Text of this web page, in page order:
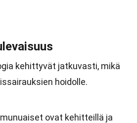
kehittyvät jatkuvasti, mikä
hoidolle.
ovat kehitteillä ja